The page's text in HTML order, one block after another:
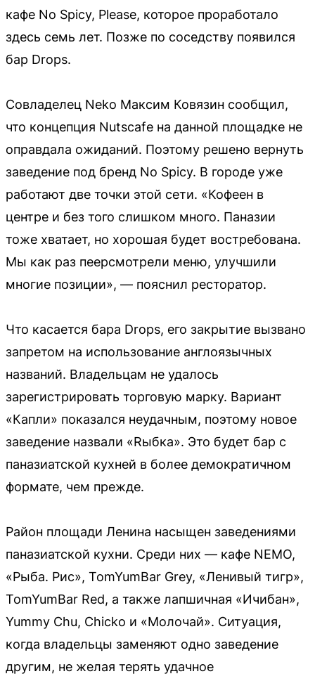
кафе No Spicy, Please, которое проработало
здесь семь лет. Позже по соседству появился
бар Drops.
Совладелец Neko Максим Ковязин сообщил,
что концепция Nutscafe на данной площадке не
оправдала ожиданий. Поэтому решено вернуть
заведение под бренд No Spicy. В городе уже
работают две точки этой сети. «Кофеен в
центре и без того слишком много. Паназии
тоже хватает, но хорошая будет востребована.
Мы как раз пеерсмотрели меню, улучшили
многие позиции», — пояснил ресторатор.
Что касается бара Drops, его закрытие вызвано
запретом на использование англоязычных
названий. Владельцам не удалось
зарегистрировать торговую марку. Вариант
«Капли» показался неудачным, поэтому новое
заведение назвали «Rыбка». Это будет бар с
паназиатской кухней в более демократичном
формате, чем прежде.
Район площади Ленина насыщен заведениями
паназиатской кухни. Среди них — кафе NEMO,
«Рыба. Рис», TomYumBar Grey, «Ленивый тигр»,
TomYumBar Red, а также лапшичная «Ичибан»,
Yummy Chu, Chicko и «Молочай». Ситуация,
когда владельцы заменяют одно заведение
другим, не желая терять удачное